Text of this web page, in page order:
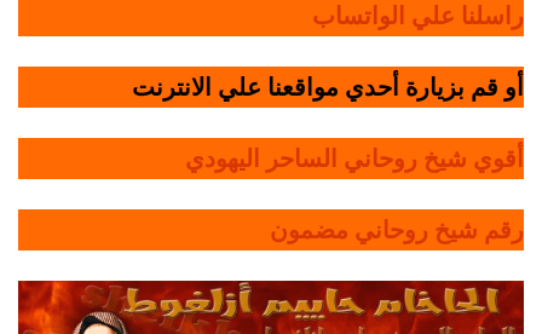
راسلنا علي الواتساب
أو قم بزيارة أحدي مواقعنا علي الانترنت
أقوي شيخ روحاني الساحر اليهودي
رقم شيخ روحاني مضمون